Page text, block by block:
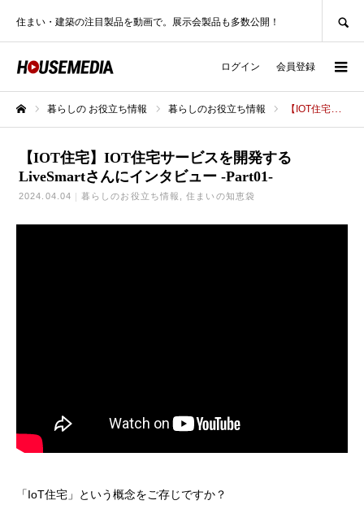
住まい・建築の注目製品を動画で。展示会製品も多数公開！
ログイン 会員登録
暮らしの お役立ち情報 暮らしのお役立ち情報 【IOT住宅】IOT住宅サービスを開発するLiveSmartさんにインタビュー -Part01-
【IOT住宅】IOT住宅サービスを開発する
LiveSmartさんにインタビュー -Part01-
2024.04.04 暮らしのお役立ち情報 住まいの知恵袋
「IoT住宅」という概念をご存じですか？